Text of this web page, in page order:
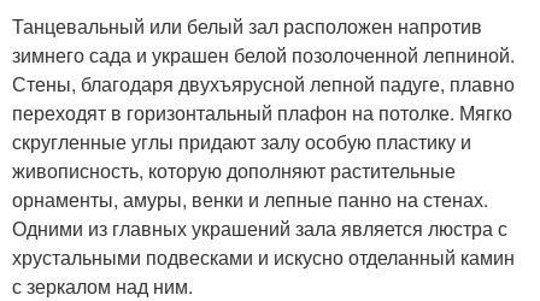
Танцевальный или белый зал расположен напротив
зимнего сада и украшен белой позолоченной лепниной.
Стены, благодаря двухъярусной лепной падуге, плавно
переходят в горизонтальный плафон на потолке. Мягко
скругленные углы придают залу особую пластику и
живописность, которую дополняют растительные
орнаменты, амуры, венки и лепные панно на стенах.
Одними из главных украшений зала является люстра с
хрустальными подвесками и искусно отделанный камин
с зеркалом над ним.